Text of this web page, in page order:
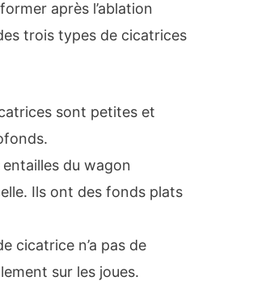
après l’ablation
trois types de cicatrices
sont petites et
entailles du wagon
Ils ont des fonds plats
cicatrice n’a pas de
sur les joues.